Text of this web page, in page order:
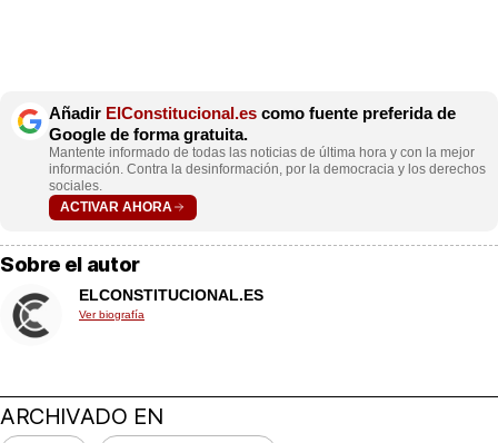
Añadir ElConstitucional.es como fuente preferida de
Google de forma gratuita.
Mantente informado de todas las noticias de última hora y con la mejor
información. Contra la desinformación, por la democracia y los derechos
sociales.
ACTIVAR AHORA
Sobre el autor
ELCONSTITUCIONAL.ES
Ver biografía
ARCHIVADO EN